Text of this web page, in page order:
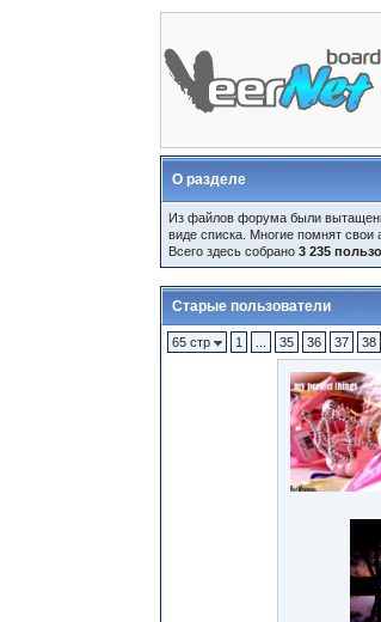
О разделе
Из файлов форума были
виде списка. Многие помнят свои
Всего здесь собрано3 235
Старые пользователи
65 стр 1 35 36 37 38